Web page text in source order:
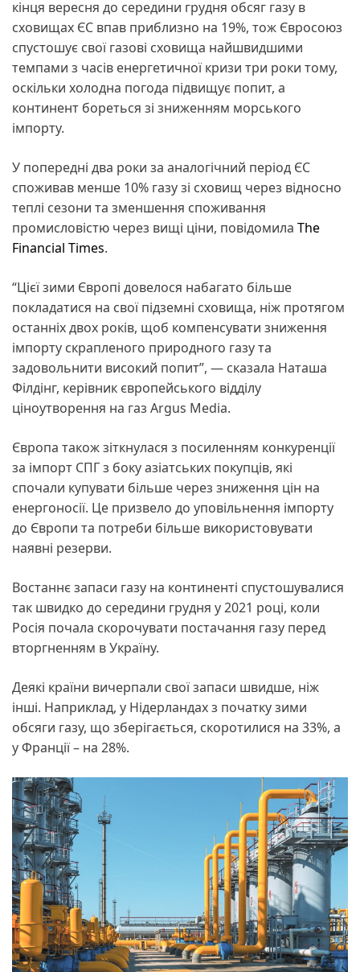
кінця вересня до середини грудня обсяг газу в
сховищах ЄС впав приблизно на 19%, тож Євросоюз
спустошує свої газові сховища найшвидшими
темпами з часів енергетичної кризи три роки тому,
оскільки холодна погода підвищує попит, а
континент бореться зі зниженням морського
імпорту.
У попередні два роки за аналогічний період ЄС
споживав менше 10% газу зі сховищ через відносно
теплі сезони та зменшення споживання
промисловістю через вищі ціни, повідомила The
Financial Times.
“Цієї зими Європі довелося набагато більше
покладатися на свої підземні сховища, ніж протягом
останніх двох років, щоб компенсувати зниження
імпорту скрапленого природного газу та
задовольнити високий попит”, — сказала Наташа
Філдінг, керівник європейського відділу
ціноутворення на газ Argus Media.
Європа також зіткнулася з посиленням конкуренції
за імпорт СПГ з боку азіатських покупців, які
спочали купувати більше через зниження цін на
енергоносії. Це призвело до уповільнення імпорту
до Європи та потреби більше використовувати
наявні резерви.
Востаннє запаси газу на континенті спустошувалися
так швидко до середини грудня у 2021 році, коли
Росія почала скорочувати постачання газу перед
вторгненням в Україну.
Деякі країни вичерпали свої запаси швидше, ніж
інші. Наприклад, у Нідерландах з початку зими
обсяги газу, що зберігається, скоротилися на 33%, а
у Франції – на 28%.